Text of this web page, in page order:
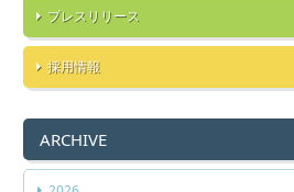
プレスリリース
採用情報
ARCHIVE